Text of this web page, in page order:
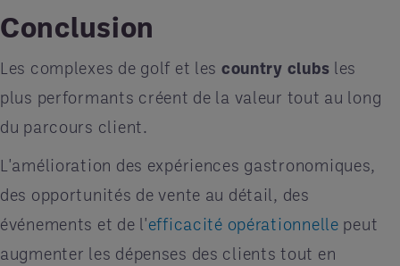
Conclusion
Les complexes de golf et les country clubs les
plus performants créent de la valeur tout au long
du parcours client.
L'amélioration des expériences gastronomiques,
des opportunités de vente au détail, des
événements et de l'efficacité opérationnelle peut
augmenter les dépenses des clients tout en